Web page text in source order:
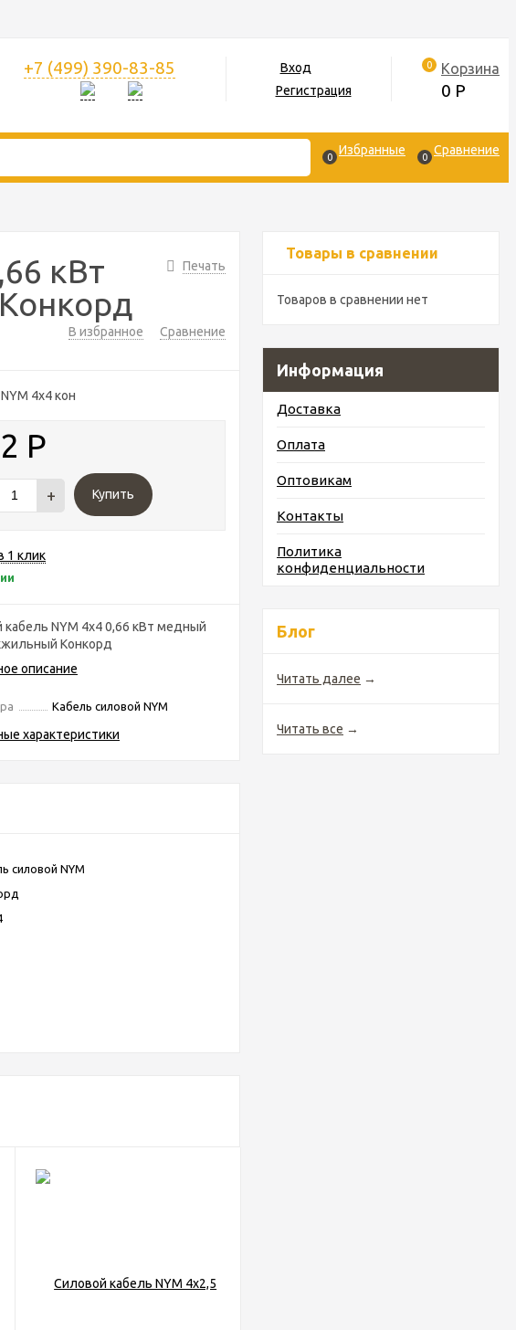
+7 (499) 390-83-85
Вход
Регистрация
0 Корзина
0 Р
0 Избранные 0 Сравнение
Товары в сравнении
Товаров в сравнении нет
Информация
Доставка
Оплата
Оптовикам
Контакты
Политика
конфиденциальности
Блог
Читать далее →
Читать все →
Печать
кВт
В избранное Сравнение
NYM 4х4 кон
Р
+ Купить
1 клик
кабель NYM 4х4 0,66 кВт медный
Конкорд
описание
Кабель силовой NYM
характеристики
силовой NYM